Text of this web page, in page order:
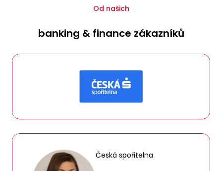
Od našich
banking & finance zákazníků
Česká spořitelna